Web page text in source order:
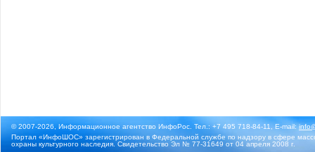
© 2007-2026, Информационное агентство ИнфоРос. Тел.: +7 495 718-84-11, E-mail:
Портал «ИнфоШОС» зарегистрирован в Федеральной службе по надзору в сфере
охраны культурного наследия. Свидетельство Эл № 77-31649 от 04 апреля 2008 г.